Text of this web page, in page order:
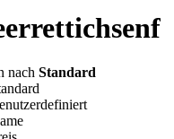
nach Standard